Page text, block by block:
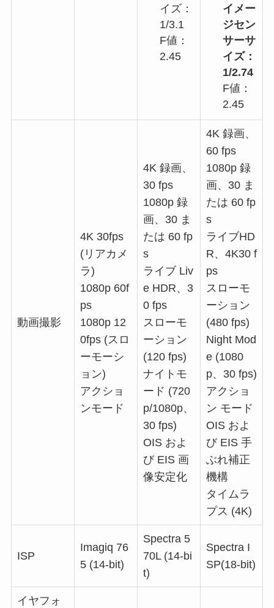
イズ：
1/3.1
F値：
2.45
イメー
ジセン
サーサ
イズ：
1/2.74
F値：
2.45
動画撮影
4K 30fps
(リアカメ
ラ)
1080p 60f
ps
1080p 12
0fps (スロ
ーモーシ
ョン)
アクショ
ンモード
4K 録画、
30 fps
1080p 録
画、30 ま
たは 60 fp
s
ライブ Liv
e HDR、3
0 fps
スローモ
ーション
(120 fps)
ナイトモ
ード (720
p/1080p、
30 fps)
OIS およ
び EIS 画
像安定化
4K 録画、
60 fps
1080p 録
画、30 ま
たは 60 fp
s
ライブHD
R、4K30 f
ps
スローモ
ーション
(480 fps)
Night Mod
e (1080
p、30 fps)
アクショ
ン モード
OIS およ
び EIS 手
ぶれ補正
機構
タイムラ
プス (4K)
ISP
Imagiq 76
5 (14-bit)
Spectra 5
70L (14-bi
t)
Spectra I
SP(18-bit)
イヤフォ